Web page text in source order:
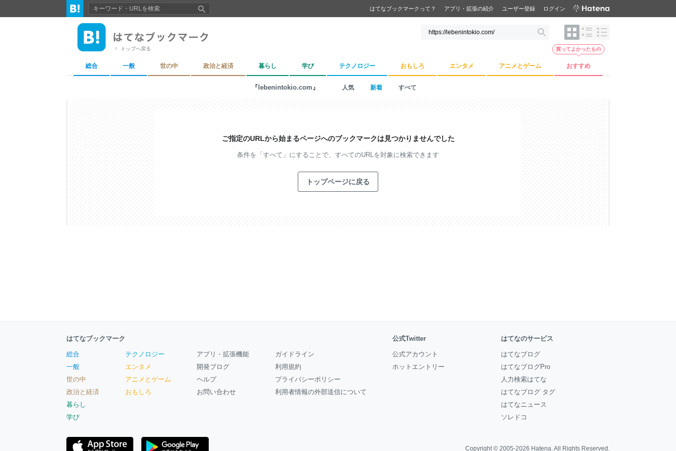
はてなブックマークって？ アプリ・拡張の紹介 ユーザー登録 ログイン
トップへ戻る
総合 一般 世の中 政治と経済 暮らし 学び テクノロジー おもしろ エンタメ アニメとゲーム おすすめ
買ってよかったもの
『lebenintokio.com』 人気 新着 すべて
ご指定のURLから始まるページへのブックマークは見つかりませんでした
条件を「すべて」にすることで、 すべてのURLを対象に検索できます
トップページに戻る
はてなブックマーク
総合
一般
世の中
政治と経済
暮らし
学び
テクノロジー
エンタメ
アニメとゲーム
おもしろ
アプリ・拡張機能
開発ブログ
ヘルプ
お問い合わせ
ガイドライン
利用規約
プライバシーポリシー
利用者情報の外部送信について
公式Twitter
公式アカウント
ホットエントリー
はてなのサービス
はてなブログ
はてなブログPro
人力検索はてな
はてなブログ タグ
はてなニュース
ソレドコ
Copyright © 2005-2026 Hatena. All Rights Reserved.